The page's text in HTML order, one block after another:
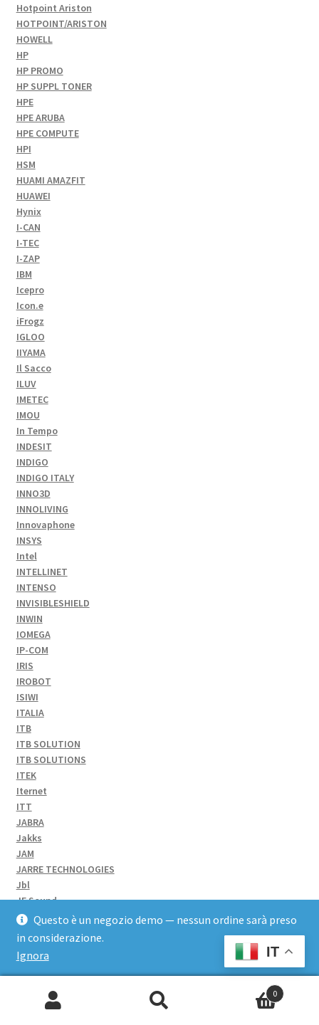
Questo è un negozio demo — nessun ordine sarà preso
in considerazione.
Ignora
Hotpoint Ariston
HOTPOINT/ARISTON
HOWELL
HP
HP PROMO
HP SUPPL TONER
HPE
HPE ARUBA
HPE COMPUTE
HPI
HSM
HUAMI AMAZFIT
HUAWEI
Hynix
I-CAN
I-TEC
I-ZAP
IBM
Icepro
Icon.e
iFrogz
IGLOO
IIYAMA
Il Sacco
ILUV
IMETEC
IMOU
In Tempo
INDESIT
INDIGO
INDIGO ITALY
INNO3D
INNOLIVING
Innovaphone
INSYS
Intel
INTELLINET
INTENSO
INVISIBLESHIELD
INWIN
IOMEGA
IP-COM
IRIS
IROBOT
ISIWI
ITALIA
ITB
ITB SOLUTION
ITB SOLUTIONS
ITEK
Iternet
ITT
JABRA
Jakks
JAM
JARRE TECHNOLOGIES
Jbl
JF Sound
JOCCA
Jonsbo
JUST FOR GAME
Just For Games
Kaercher
0
IT